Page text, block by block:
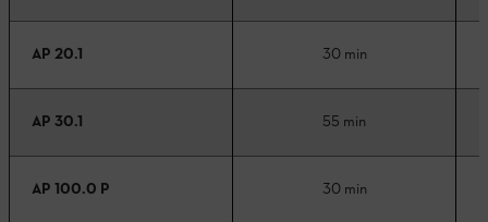
AP 20.1 30 min
AP 30.1 55 min
AP 100.0 P 30 min